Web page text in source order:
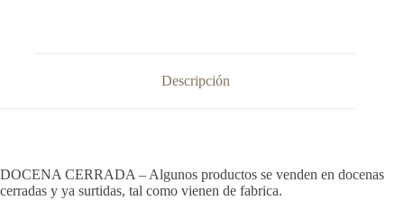
Descripción
DOCENA CERRADA – Algunos productos se venden en docenas
cerradas y ya surtidas, tal como vienen de fabrica.